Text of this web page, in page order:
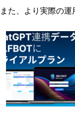
また、より実際の